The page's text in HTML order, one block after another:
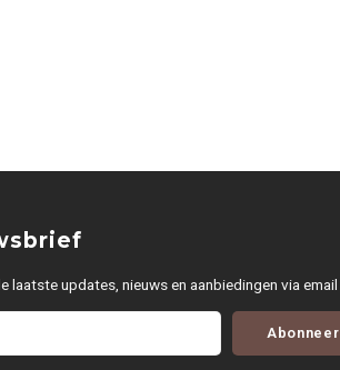
laatste updates, nieuws en aanbiedingen via email
Abonneer